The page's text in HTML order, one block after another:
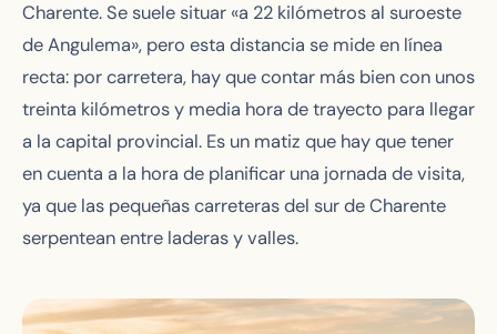
Charente. Se suele situar «a 22 kilómetros al suroeste
de Angulema», pero esta distancia se mide en línea
recta: por carretera, hay que contar más bien con unos
treinta kilómetros y media hora de trayecto para llegar
a la capital provincial. Es un matiz que hay que tener
en cuenta a la hora de planificar una jornada de visita,
ya que las pequeñas carreteras del sur de Charente
serpentean entre laderas y valles.